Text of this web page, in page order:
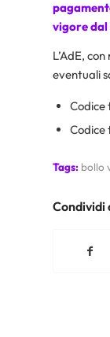
vigore
L’AdE,
eventuali
Tags: bollo
Condividi